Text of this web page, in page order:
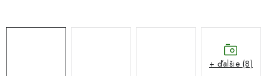
+ ďalšie (8)